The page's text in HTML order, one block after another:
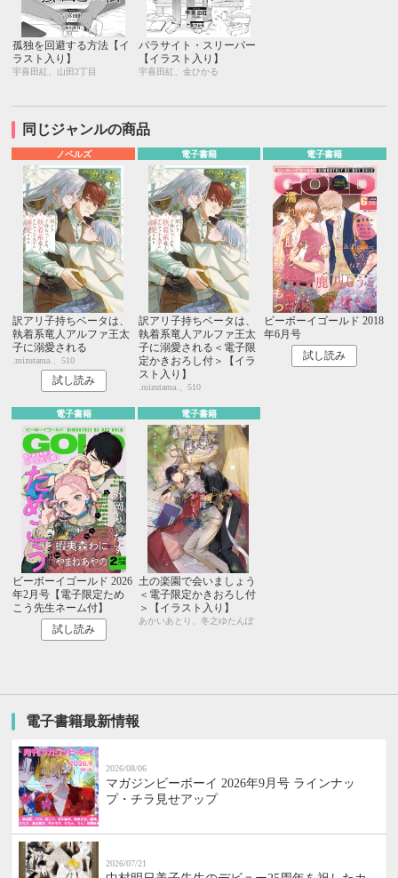
孤独を回避する方法【イ
ラスト入り】
宇喜田紅、山田2丁目
パラサイト・スリーパー
【イラスト入り】
宇喜田紅、金ひかる
同じジャンルの商品
ノベルズ
訳アリ子持ちベータは、
執着系竜人アルファ王太
子に溺愛される
.mizutama.、510
試し読み
電子書籍
訳アリ子持ちベータは、
執着系竜人アルファ王太
子に溺愛される＜電子限
定かきおろし付＞【イラ
スト入り】
.mizutama.、510
電子書籍
ビーボーイゴールド 2018
年6月号
試し読み
電子書籍
ビーボーイゴールド 2026
年2月号【電子限定ため
こう先生ネーム付】
試し読み
電子書籍
土の楽園で会いましょう
＜電子限定かきおろし付
＞【イラスト入り】
あかいあとり、冬之ゆたんぽ
電子書籍最新情報
2026/08/06
マガジンビーボーイ 2026年9月号 ラインナッ
プ・チラ見せアップ
2026/07/21